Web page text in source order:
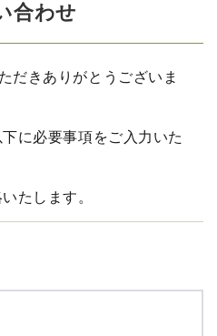
合わせ
だきありがとうございま
に必要事項をご入力いた
たします。